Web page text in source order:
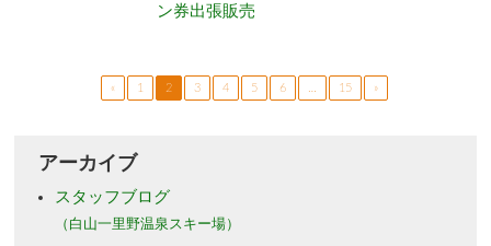
ン券出張販売
« 1 2 3 4 5 6 15 »
アーカイブ
スタッフブログ
（白山一里野温泉スキー場）